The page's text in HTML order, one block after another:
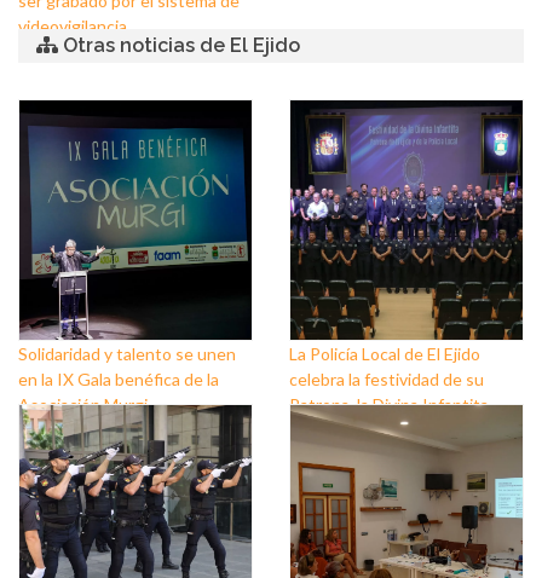
videovigilancia
Otras noticias de El Ejido
Solidaridad y talento se unen
en la IX Gala benéfica de la
Asociación Murgi
La Policía Local de El Ejido
celebra la festividad de su
Patrona, la Divina Infantita